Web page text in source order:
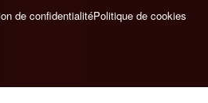
de confidentialitéPolitique de cookies